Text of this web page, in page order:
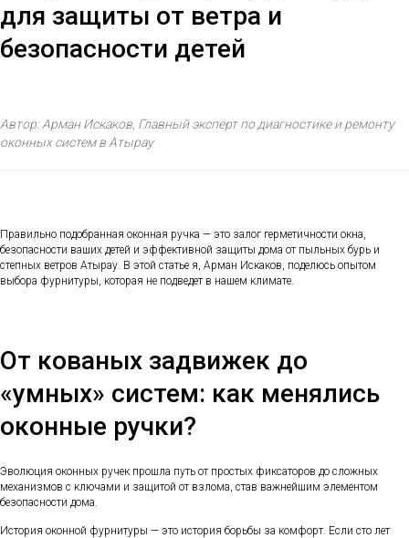
для защиты от ветра и
безопасности детей
Автор: Арман Искаков, Главный эксперт по диагностике и ремонту
оконных систем в Атырау
Правильно подобранная оконная ручка — это залог герметичности окна,
безопасности ваших детей и эффективной защиты дома от пыльных бурь и
степных ветров Атырау. В этой статье я, Арман Искаков, поделюсь опытом
выбора фурнитуры, которая не подведет в нашем климате.
От кованых задвижек до
«умных» систем: как менялись
оконные ручки?
Эволюция оконных ручек прошла путь от простых фиксаторов до сложных
механизмов с ключами и защитой от взлома, став важнейшим элементом
безопасности дома.
История оконной фурнитуры — это история борьбы за комфорт. Если сто лет